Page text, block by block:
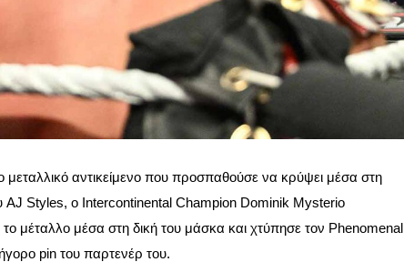
αντικείμενο που προσπαθούσε να κρύψει μέσα στη
AJ Styles, ο Intercontinental Champion Dominik Mysterio
το μέταλλο μέσα στη δική του μάσκα και χτύπησε τον Phenomenal
pin του παρτενέρ του.